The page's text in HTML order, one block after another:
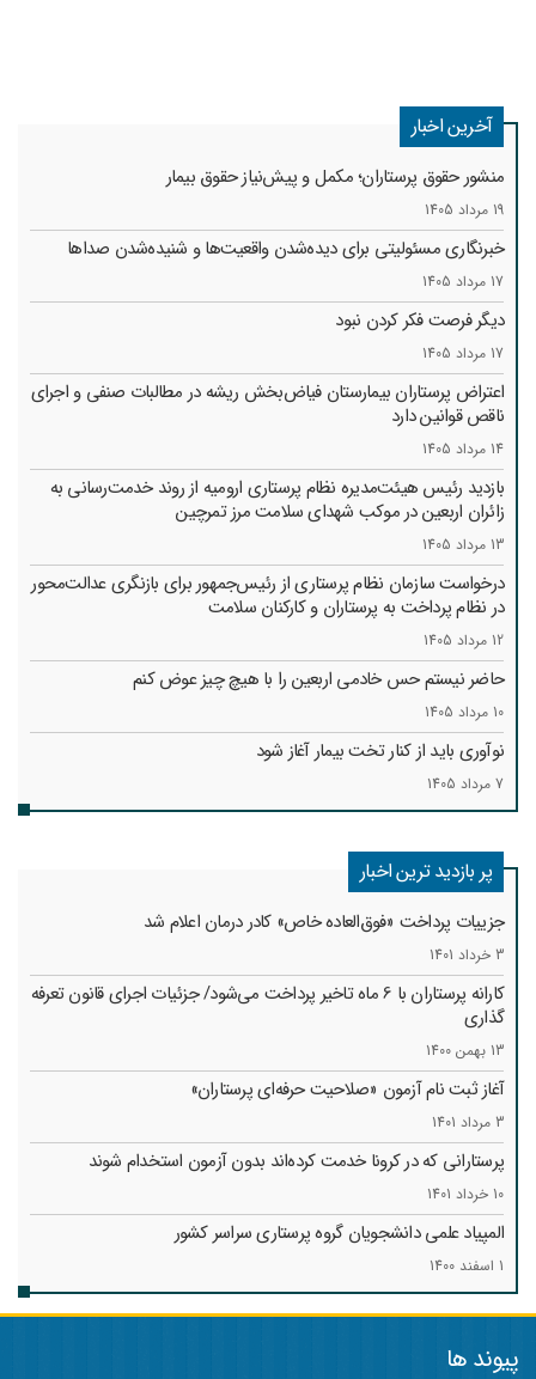
آخرین اخبار
منشور حقوق پرستاران؛ مکمل و پیش‌نیاز حقوق بیمار
19 مرداد 1405
خبرنگاری مسئولیتی برای دیده‌شدن واقعیت‌ها و شنیده‌شدن صداها
17 مرداد 1405
دیگر فرصت فکر کردن نبود
17 مرداد 1405
اعتراض پرستاران بیمارستان فیاض‌بخش ریشه در مطالبات صنفی و اجرای
ناقص قوانین دارد
14 مرداد 1405
بازدید رئیس هیئت‌مدیره نظام پرستاری ارومیه از روند خدمت‌رسانی به
زائران اربعین در موکب شهدای سلامت مرز تمرچین
13 مرداد 1405
درخواست سازمان نظام پرستاری از رئیس‌جمهور برای بازنگری عدالت‌محور
در نظام پرداخت به پرستاران و کارکنان سلامت
12 مرداد 1405
حاضر نیستم حس خادمی اربعین را با هیچ چیز عوض کنم
10 مرداد 1405
نوآوری باید از کنار تخت بیمار آغاز شود
7 مرداد 1405
پر بازدید ترین اخبار
جزییات پرداخت «فوق‌العاده خاص» کادر درمان اعلام شد
3 خرداد 1401
کارانه‌ پرستاران با 6 ماه تاخیر پرداخت می‌شود/ جزئیات اجرای قانون تعرفه
گذاری
13 بهمن 1400
آغاز ثبت نام آزمون «صلاحیت حرفه‌ای پرستاران»
3 مرداد 1401
پرستارانی که در کرونا خدمت کرد‌ه‌اند بدون آزمون استخدام شوند
10 خرداد 1401
المپیاد علمی دانشجویان گروه پرستاری سراسر کشور
1 اسفند 1400
پیوند ها